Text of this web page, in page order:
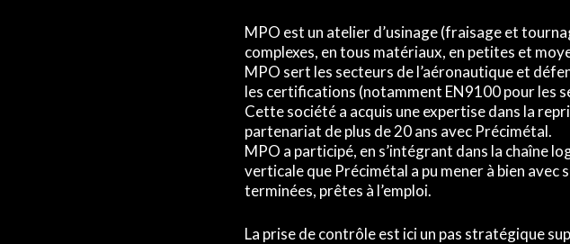
MPO est un atelier d’usinage (fraisage et
complexes, en tous matériaux, en petites et
MPO sert les secteurs de l’aéronautique et
les certifications (notamment EN9100 pour les
Cette société a acquis une expertise dans la
partenariat de plus de 20 ans avec Précimétal.
MPO a participé, en s’intégrant dans la chaîne
verticale que Précimétal a pu mener à bien
terminées, prêtes à l’emploi.
La prise de contrôle est ici un pas stratégique